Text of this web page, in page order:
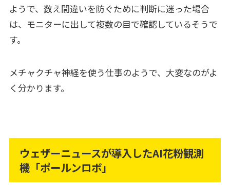
ようで、数え間違いを防ぐために判断に迷った場合
は、モニターに出して複数の目で確認しているそうで
す。
メチャクチャ神経を使う仕事のようで、大変なのがよ
く分かります。
ウェザーニュースが導入したAI花粉観測
機「ポールンロボ」